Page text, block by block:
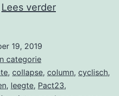
Lees verder‘Collapse
19, 2019
categorie
, collapse, column, cyclisch,
, leegte, Pact23,